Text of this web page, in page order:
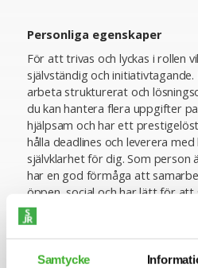
Samtycke
Personliga egenskaper
För att trivas och lyckas i rollen
självständig och
arbeta strukturerat och
du kan hantera flera uppgifter
hjälpsam och har ett
hålla deadlines och leverera
självklarhet för dig. Som person
har en god förmåga att
öppen, social och har lätt för att
Vad erbjuder vi
Våra medarbetare är nyckeln till